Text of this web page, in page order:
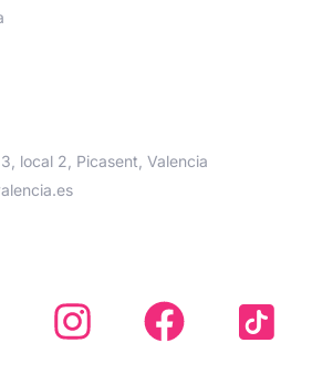
local 2, Picasent, Valencia